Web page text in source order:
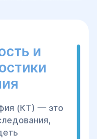
и
(КТ) — это